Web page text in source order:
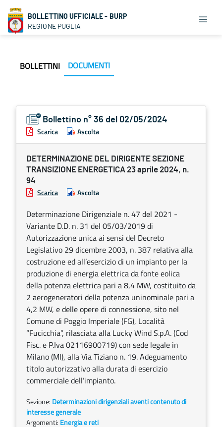
BOLLETTINO UFFICIALE - BURP
REGIONE PUGLIA
BOLLETTINI DOCUMENTI
Bollettino n° 36 del 02/05/2024
Scarica Ascolta
DETERMINAZIONE DEL DIRIGENTE SEZIONE
TRANSIZIONE ENERGETICA 23 aprile 2024, n.
94
Scarica Ascolta
Determinazione Dirigenziale n. 47 del 2021 -
Variante D.D. n. 31 del 05/03/2019 di
Autorizzazione unica ai sensi del Decreto
Legislativo 29 dicembre 2003, n. 387 relativa alla
costruzione ed all’esercizio di un impianto per la
produzione di energia elettrica da fonte eolica
della potenza elettrica pari a 8,4 MW, costituito da
2 aerogeneratori della potenza uninominale pari a
4,2 MW, e delle opere di connessione, sito nel
Comune di Poggio Imperiale (FG), Località
“Fucicchia”, rilasciata alla Lucky Wind S.p.A. (Cod
Fisc. e P.Iva 02116900719) con sede legale in
Milano (MI), alla Via Tiziano n. 19. Adeguamento
titolo autorizzativo alla durata di esercizio
commerciale dell’impianto.
Sezione: Determinazioni dirigenziali aventi contenuto di
interesse generale
Argomenti: Energia e reti